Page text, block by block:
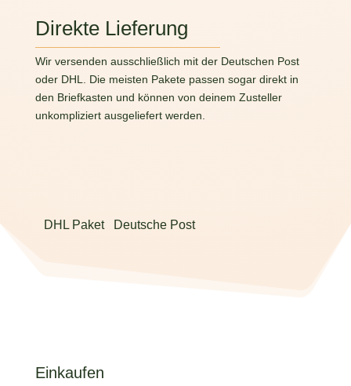
Direkte Lieferung
Wir versenden ausschließlich mit der Deutschen Post
oder DHL. Die meisten Pakete passen sogar direkt in
den Briefkasten und können von deinem Zusteller
unkompliziert ausgeliefert werden.
DHL Paket Deutsche Post
Einkaufen